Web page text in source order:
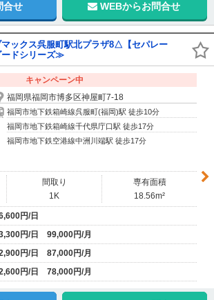
合せ WEBからお問合せ
ックス呉服町駅北プラザ8△【セパレー
ードシリーズ≫
キャンペーン中
福岡県福岡市博多区神屋町7-18
福岡市地下鉄箱崎線呉服町(福岡)駅 徒歩10分
福岡市地下鉄箱崎線千代県庁口駅 徒歩17分
福岡市地下鉄空港線中洲川端駅 徒歩17分
間取り
1K
専有面積
18.56m²
円/日
円/日 99,000円/月
円/日 87,000円/月
円/日 78,000円/月